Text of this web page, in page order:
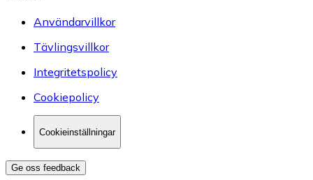
Användarvillkor
Tävlingsvillkor
Integritetspolicy
Cookiepolicy
Cookieinställningar
Ge oss feedback